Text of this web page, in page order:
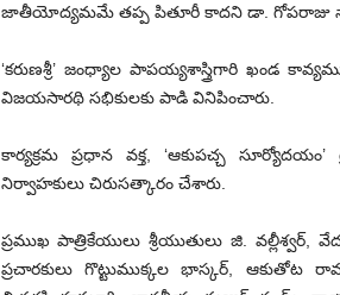
జాతీయోద్యమమే తప్ప పితూరీ కాదని డా. గోపరాజు
‘కరుణశ్రీ’ జంధ్యాల పాపయ్యశాస్త్రిగారి ఖండ
విజయసారథి సభికులకు పాడి వినిపించారు.
కార్యక్రమ ప్రధాన వక్త, ‘ఆకుపచ్చ
నిర్వాహకులు చిరుసత్కారం చేశారు.
ప్రముఖ పాత్రికేయులు శ్రీయుతులు జి. వల్లీశ్వర్,
ప్రచారకులు గొట్టుముక్కల భాస్కర్,